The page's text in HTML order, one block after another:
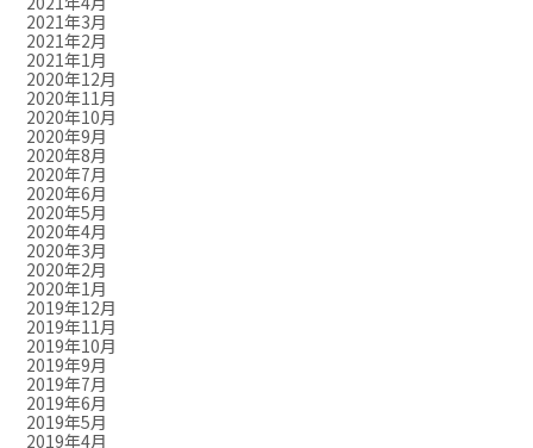
2021年3月
2021年2月
2021年1月
2020年12月
2020年11月
2020年10月
2020年9月
2020年8月
2020年7月
2020年6月
2020年5月
2020年4月
2020年3月
2020年2月
2020年1月
2019年12月
2019年11月
2019年10月
2019年9月
2019年7月
2019年6月
2019年5月
2019年4月